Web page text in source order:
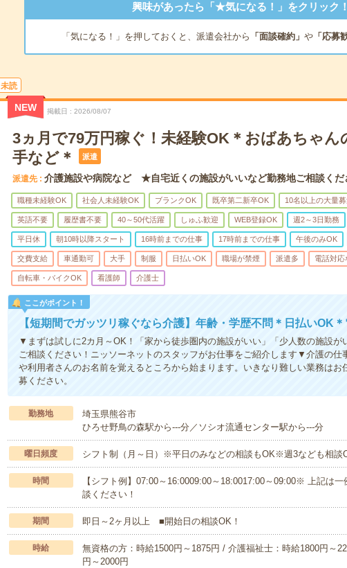
興味があったら「★気になる！」をクリック！
「気になる！」を押しておくと、派遣会社から 「面談確約」 や「応募
未読
NEW 掲載日 2026/08/07
3ヵ月で79万円稼ぐ！未経験OK＊おばあちゃん
手など＊
派遣
派遣先 介護施設や病院など ★自宅近くの施設がいいなど勤務地ご相談くだ
職種未経験OK 社会人未経験OK ブランクOK 既卒第二新卒OK 10名以上の大量
英語不要 履歴書不要 40～50代活躍 しゅふ歓迎 WEB登録OK 週2～3日勤務
平日休 朝10時以降スタート 16時前までの仕事 17時前までの仕事 午後のみOK
交費支給 車通勤可 大手 制服 日払いOK 職場が禁煙 派遣多 電話対応
自転車・バイクOK 看護師 介護士
ここがポイント！
【短期間でガッツリ稼ぐなら介護】年齢・学歴不問＊日払いOK
▼まずは試しに2カ月～OK！「家から徒歩圏内の施設がいい」「少人数の施設が
ご相談ください！ニッソーネットのスタッフがお仕事をご紹介します▼介護の仕
や利用者さんのお名前を覚えるところから始まります。いきなり難しい業務はお
募ください。
勤務地
埼玉県熊谷市
ひろせ野鳥の森駅から---分／ソシオ流通センター駅から---分
曜日頻度 シフト制（月～日）※平日のみなどの相談もOK※週3なども相談
時間
【シフト例】07:00～16:0009:00～18:0017:00～09:00※ 上記は
談ください！
期間 即日～2ヶ月以上 ■開始日の相談OK！
時給
無資格の方：時給1500円～1875円 / 介護福祉士：時給1800円～
円～2000円